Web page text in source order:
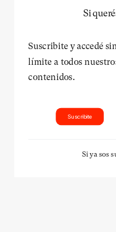
Si
Suscribite y accedé
límite a todos
contenidos.
Suscribite
Si ya sos